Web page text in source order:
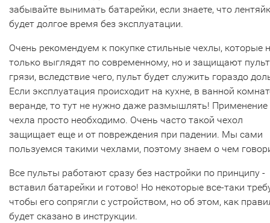
забывайте вынимать батарейки, если знаете, что
будет долгое время без эксплуатации.
Очень рекомендуем к покупке стильные чехлы, которые
только выглядят по современному, но и защищают
грязи, вследствие чего, пульт будет служить гораздо
Если эксплуатация происходит на кухне, в ванной
веранде, то тут не нужно даже размышлять! Применение
чехла просто необходимо. Очень часто такой чехол
защищает еще и от повреждения при падении. Мы сами
пользуемся такими чехлами, поэтому знаем о чем
Все пульты работают сразу без настройки по принципу -
вставил батарейки и готово! Но некоторые все-таки
чтобы его сопрягли с устройством, но об этом, как
будет сказано в инструкции.